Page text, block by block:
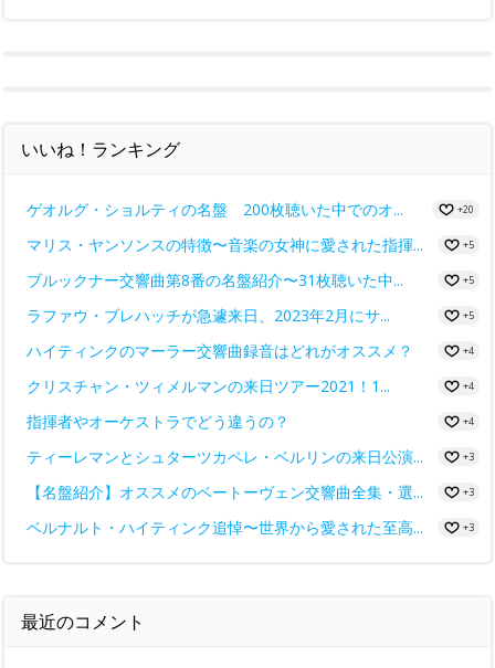
いいね！ランキング
ゲオルグ・ショルティの名盤 200枚聴いた中でのオ... +20
マリス・ヤンソンスの特徴〜音楽の女神に愛された指揮... +5
ブルックナー交響曲第8番の名盤紹介〜31枚聴いた中... +5
ラファウ・ブレハッチが急遽来日、2023年2月にサ... +5
ハイティンクのマーラー交響曲録音はどれがオススメ？ +4
クリスチャン・ツィメルマンの来日ツアー2021！1... +4
指揮者やオーケストラでどう違うの？ +4
ティーレマンとシュターツカペレ・ベルリンの来日公演... +3
【名盤紹介】オススメのベートーヴェン交響曲全集・選... +3
ベルナルト・ハイティンク追悼〜世界から愛された至高... +3
最近のコメント